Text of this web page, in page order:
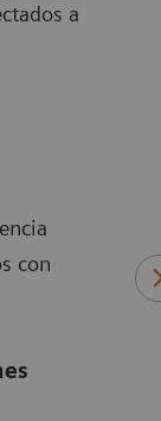
a
con